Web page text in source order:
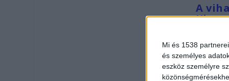
Mi és 1538
és személyes
eszköz személyre
A
Súlyos
vonult
készült